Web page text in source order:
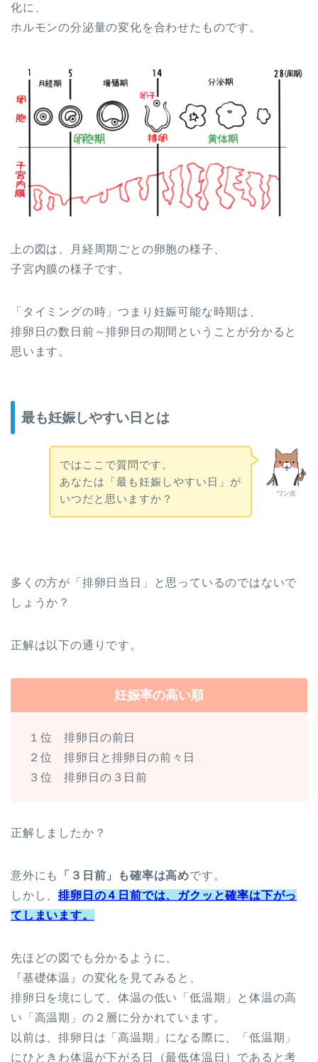
化に、
ホルモンの分泌量の変化を合わせたものです。
上の図は、月経周期ごとの卵胞の様子、
子宮内膜の様子です。
「タイミングの時」つまり妊娠可能な時期は、
排卵日の数日前～排卵日の期間ということが分かると
思います。
最も妊娠しやすい日とは
ワン吉
ではここで質問です。
あなたは「最も妊娠しやすい日」が
いつだと思いますか？
多くの方が「排卵日当日」と思っているのではないで
しょうか？
正解は以下の通りです。
妊娠率の高い順
１位 排卵日の前日
２位 排卵日と排卵日の前々日
３位 排卵日の３日前
正解しましたか？
意外にも 「３日前」も確率は高めです。
しかし、排卵日の４日前では、ガクッと確率は下がっ
てしまいます。
先ほどの図でも分かるように、
『基礎体温』の変化を見てみると、
排卵日を境にして、体温の低い「低温期」と体温の高
い「高温期」の２層に分かれています。
以前は、排卵日は「高温期」になる際に、「低温期」
にひときわ体温が下がる日（最低体温日）であると考